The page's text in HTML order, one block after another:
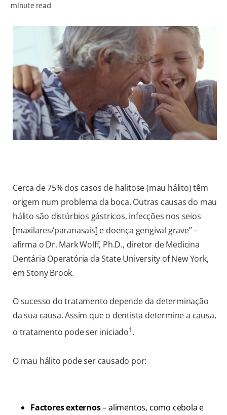
PARA PROFISSIONAIS
PT (PT)
minute read
Cerca de 75% dos casos de halitose (mau hálito) têm
origem num problema da boca. Outras causas do mau
hálito são distúrbios gástricos, infecções nos seios
[maxilares/paranasais] e doença gengival grave” –
afirma o Dr. Mark Wolff, Ph.D., diretor de Medicina
Dentária Operatória da State University of New York,
em Stony Brook.
O sucesso do tratamento depende da determinação
da sua causa. Assim que o dentista determine a causa,
o tratamento pode ser iniciado1.
O mau hálito pode ser causado por:
Factores externos– alimentos, como cebola e